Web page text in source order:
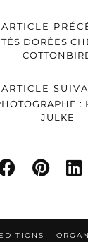
ARTICLE
DORÉES
ARTICLE
:
JULKE
–